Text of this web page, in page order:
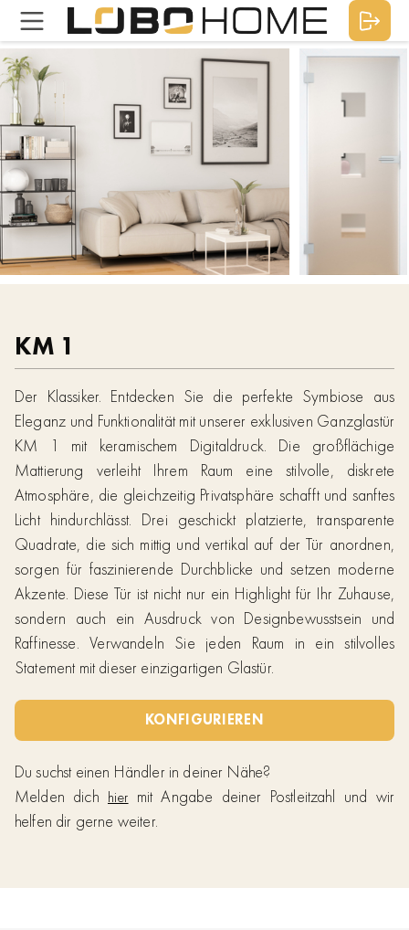
KM 1
Der Klassiker. Entdecken Sie die perfekte Symbiose aus
Eleganz und Funktionalität mit unserer exklusiven Ganzglastür
KM 1 mit keramischem Digitaldruck. Die großflächige
Mattierung verleiht Ihrem Raum eine stilvolle, diskrete
Atmosphäre, die gleichzeitig Privatsphäre schafft und sanftes
Licht hindurchlässt. Drei geschickt platzierte, transparente
Quadrate, die sich mittig und vertikal auf der Tür anordnen,
sorgen für faszinierende Durchblicke und setzen moderne
Akzente. Diese Tür ist nicht nur ein Highlight für Ihr Zuhause,
sondern auch ein Ausdruck von Designbewusstsein und
Raffinesse. Verwandeln Sie jeden Raum in ein stilvolles
Statement mit dieser einzigartigen Glastür.
KONFIGURIEREN
Du suchst einen Händler in deiner Nähe?
Melden dich hier mit Angabe deiner Postleitzahl und wir
helfen dir gerne weiter.